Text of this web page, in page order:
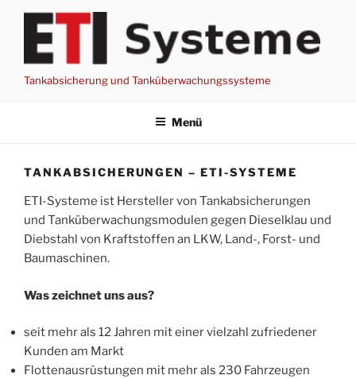
Zum
springen
Tankabsicherung und Tanküberwachungssysteme
Menü
TANKABSICHERUNGEN – ETI-SYSTEME
ETI-Systeme ist Hersteller von Tankabsicherungen
und Tanküberwachungsmodulen gegen Dieselklau und
Diebstahl von Kraftstoffen an LKW, Land-, Forst- und
Baumaschinen.
Was zeichnet uns aus?
seit mehr als 12 Jahren mit einer vielzahl zufriedener
Kunden am Markt
Flottenausrüstungen mit mehr als 230 Fahrzeugen